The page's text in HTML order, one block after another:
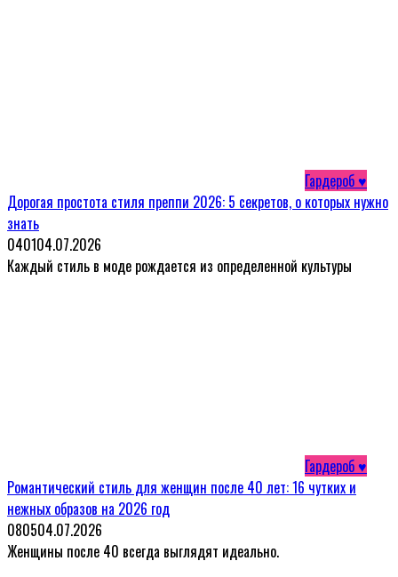
Гардероб ♥
Дорогая простота стиля преппи 2026: 5 секретов, о которых нужно
знать
040104.07.2026
Каждый стиль в моде рождается из определенной культуры
Гардероб ♥
Романтический стиль для женщин после 40 лет: 16 чутких и
нежных образов на 2026 год
080504.07.2026
Женщины после 40 всегда выглядят идеально.